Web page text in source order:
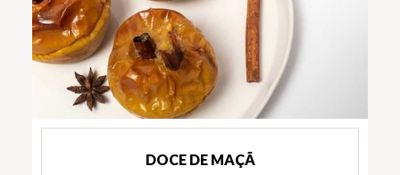
DOCE DE MAÇÃ